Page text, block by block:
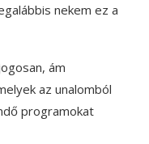
nekem ez a
ám
az unalomból
programokat